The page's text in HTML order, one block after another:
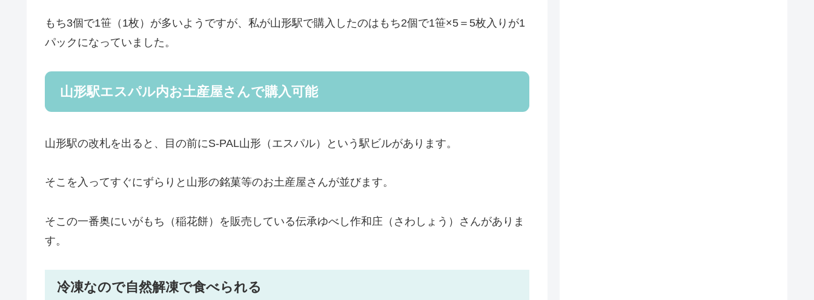
もち3個で1笹（1枚）が多いようですが、私が山形駅で購入したのはもち2個で1笹×5＝5枚入りが1
パックになっていました。
山形駅エスパル内お土産屋さんで購入可能
山形駅の改札を出ると、目の前にS-PAL山形（エスパル）という駅ビルがあります。
そこを入ってすぐにずらりと山形の銘菓等のお土産屋さんが並びます。
そこの一番奥にいがもち（稲花餅）を販売している伝承ゆべし作和庄（さわしょう）さんがありま
す。
冷凍なので自然解凍で食べられる